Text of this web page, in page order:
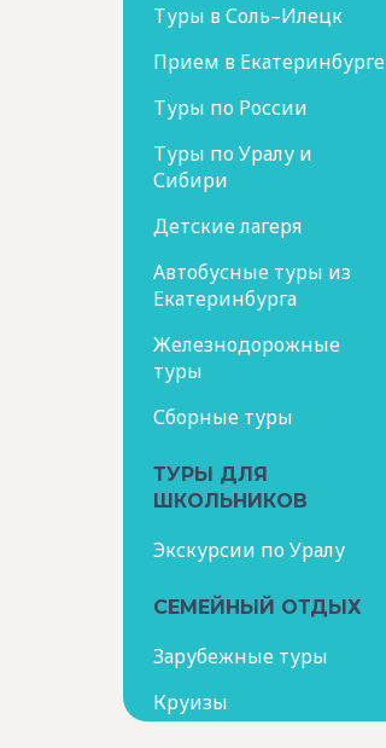
Туры в Соль–Илецк
Прием в Екатеринбурге
Туры по России
Туры по Уралу и
Сибири
Детские лагеря
Автобусные туры из
Екатеринбурга
Железнодорожные
туры
Сборные туры
ТУРЫ ДЛЯ
ШКОЛЬНИКОВ
Экскурсии по Уралу
СЕМЕЙНЫЙ ОТДЫХ
Зарубежные туры
Круизы